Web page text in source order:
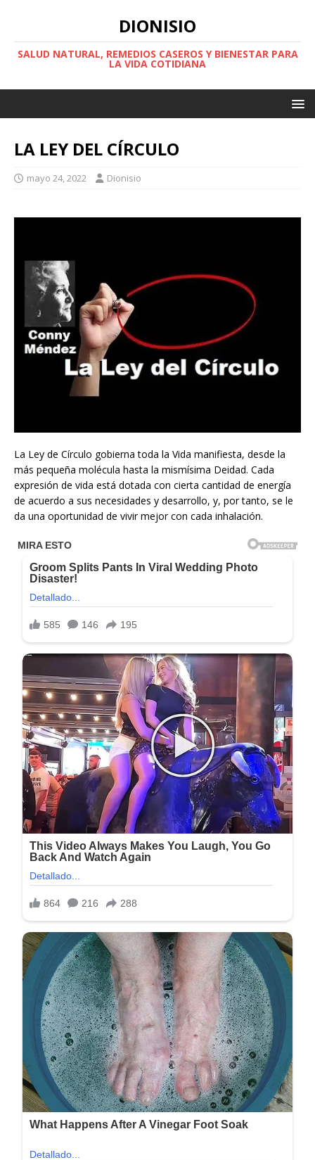
DIONISIO
SALUD NATURAL, REMEDIOS CASEROS Y BIENESTAR PARA
LA VIDA COTIDIANA
LA LEY DEL CÍRCULO
mayo 24, 2022 Dionisio
La Ley de Círculo gobierna toda la Vida manifiesta, desde la
más pequeña molécula hasta la mismísima Deidad. Cada
expresión de vida está dotada con cierta cantidad de energía
de acuerdo a sus necesidades y desarrollo, y, por tanto, se le
da una oportunidad de vivir mejor con cada inhalación.